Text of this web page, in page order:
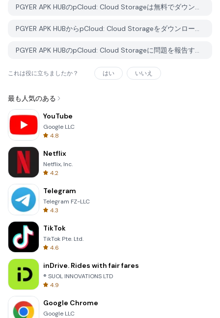
PGYER APK HUBのpCloud: Cloud Storageは無料でダウンロードできますか？
PGYER APK HUBからpCloud: Cloud Storageをダウンロードするにはアカウントが必要ですか？
PGYER APK HUBのpCloud: Cloud Storageに問題を報告する方法は？
これは役に立ちましたか？ はい いいえ
最も人気のある
YouTube
Google LLC
4.8
Netflix
Netflix, Inc.
4.2
Telegram
Telegram FZ-LLC
4.3
TikTok
TikTok Pte. Ltd.
4.6
inDrive. Rides with fair fares
® SUOL INNOVATIONS LTD
4.9
Google Chrome
Google LLC